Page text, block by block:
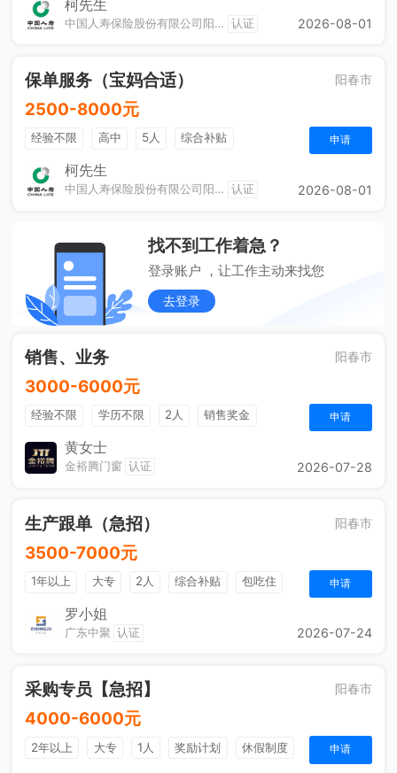
定期团建
柯先生
中国人寿保险股份有限公司阳春市支公司城区营销服务部 认证 2026-08-01
保单服务（宝妈合适） 阳春市
2500-8000元
经验不限 高中 5人
综合补贴
奖励计划
销售奖金
定期团建
申请
柯先生
中国人寿保险股份有限公司阳春市支公司城区营销服务部 认证 2026-08-01
找不到工作着急？
登录账户 ，让工作主动来找您
去登录
销售、业务 阳春市
3000-6000元
经验不限 学历不限 2人
销售奖金
休假制度
申请
黄女士
金裕腾门窗 认证 2026-07-28
生产跟单（急招） 阳春市
3500-7000元
1年以上 大专 2人 综合补贴
包吃住
法定节假日
申请
罗小姐
广东中聚 认证 2026-07-24
采购专员【急招】 阳春市
4000-6000元
2年以上 大专 1人 奖励计划 休假制度 申请